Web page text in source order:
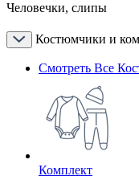
Человечки, слипы
Костюмчики и
Смотреть Все
Комплект